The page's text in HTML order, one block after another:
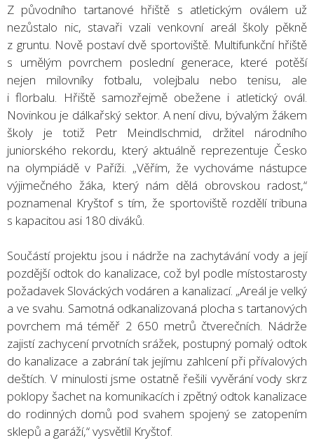
Z původního tartanové hřiště s atletickým oválem už
nezůstalo nic, stavaři vzali venkovní areál školy pěkně
z gruntu. Nově postaví dvě sportoviště. Multifunkční hřiště
s umělým povrchem poslední generace, které potěší
nejen milovníky fotbalu, volejbalu nebo tenisu, ale
i florbalu. Hřiště samozřejmě obežene i atletický ovál.
Novinkou je dálkařský sektor. A není divu, bývalým žákem
školy je totiž Petr Meindlschmid, držitel národního
juniorského rekordu, který aktuálně reprezentuje Česko
na olympiádě v Paříži. „Věřím, že vychováme nástupce
výjimečného žáka, který nám dělá obrovskou radost,“
poznamenal Kryštof s tím, že sportoviště rozdělí tribuna
s kapacitou asi 180 diváků.
Součástí projektu jsou i nádrže na zachytávání vody a její
pozdější odtok do kanalizace, což byl podle místostarosty
požadavek Slováckých vodáren a kanalizací. „Areál je velký
a ve svahu. Samotná odkanalizovaná plocha s tartanových
povrchem má téměř 2 650 metrů čtverečních. Nádrže
zajistí zachycení prvotních srážek, postupný pomalý odtok
do kanalizace a zabrání tak jejímu zahlcení při přívalových
deštích. V minulosti jsme ostatně řešili vyvěrání vody skrz
poklopy šachet na komunikacích i zpětný odtok kanalizace
do rodinných domů pod svahem spojený se zatopením
sklepů a garáží,“ vysvětlil Kryštof.